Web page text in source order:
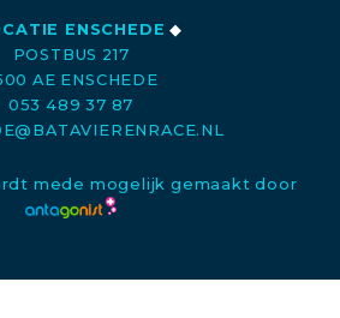
ENSCHEDE ◆
POSTBUS 217
AE ENSCHEDE
053 489 37 87
mede mogelijk gemaakt door